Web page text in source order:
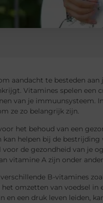
aandacht te besteden
Vitamines spelen een
van je immuunsysteem.
ze zo belangrijk zijn.
het behoud van een
kan helpen bij de
de gezondheid van je
vitamine A zijn onder
B-vitamines
omzetten van voedsel
en een druk leven leiden,